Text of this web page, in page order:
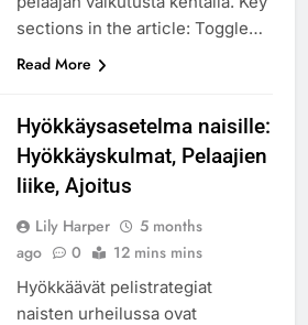
sections in the article: Toggle…
Read More
Hyökkäysasetelma naisille:
Hyökkäyskulmat, Pelaajien
liike, Ajoitus
Lily Harper
5 months
ago
0 12 mins mins
Hyökkäävät pelistrategiat
naisten urheilussa ovat